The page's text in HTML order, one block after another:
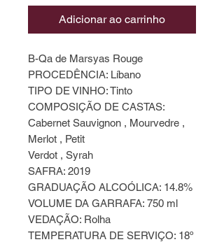
Adicionar ao carrinho
B-Qa de Marsyas Rouge
PROCEDÊNCIA: Líbano
TIPO DE VINHO: Tinto
COMPOSIÇÃO DE CASTAS:
Cabernet Sauvignon , Mourvedre ,
Merlot , Petit
Verdot , Syrah
SAFRA: 2019
GRADUAÇÃO ALCOÓLICA: 14.8%
VOLUME DA GARRAFA: 750 ml
VEDAÇÃO: Rolha
TEMPERATURA DE SERVIÇO: 18º